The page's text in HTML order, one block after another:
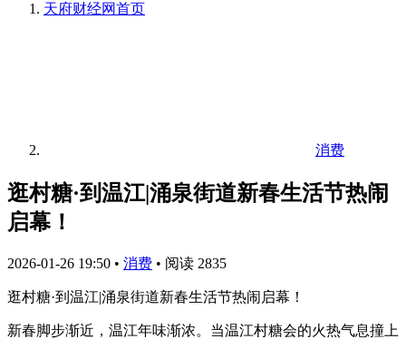
天府财经网首页
消费
逛村糖·到温江|涌泉街道新春生活节热闹
启幕！
2026-01-26 19:50 • 消费 • 阅读 2835
逛村糖·到温江|涌泉街道新春生活节热闹启幕！
新春脚步渐近，温江年味渐浓。当温江村糖会的火热气息撞上